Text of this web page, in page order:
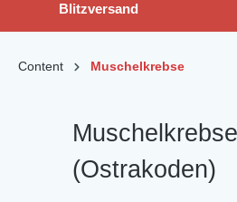
Blitzversand
Content Muschelkrebse
Muschelkrebse
(Ostrakoden)